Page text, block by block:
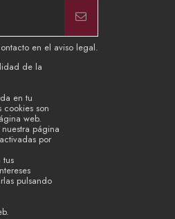
en el aviso legal.
de la
en tu
son
web.
página
por
tus
pulsando